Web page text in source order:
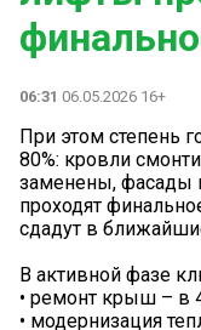
06:31 06.05.2026 16+
️При этом степень
80%: кровли
заменены, фасады
проходят
сдадут в
В активной фазе
• ремонт крыш – в
• модернизация